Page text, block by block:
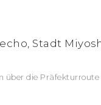
Stadt
über die